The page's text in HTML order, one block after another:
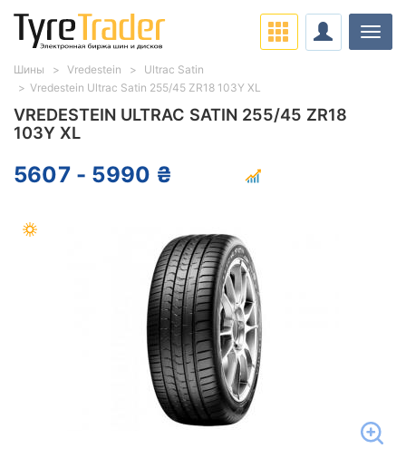
VREDESTEIN ULTRAC SATIN 255/45 ZR18
103Y XL
5607 - 5990 ₴
Шины Vredestein
Ultrac Satin
Vredestein Ultrac Satin 255/45 ZR18 103Y XL